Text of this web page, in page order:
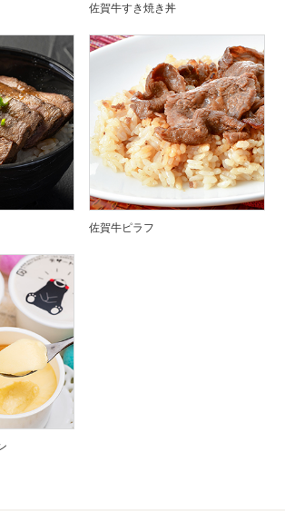
佐賀牛すき焼き丼
佐賀牛ピラフ